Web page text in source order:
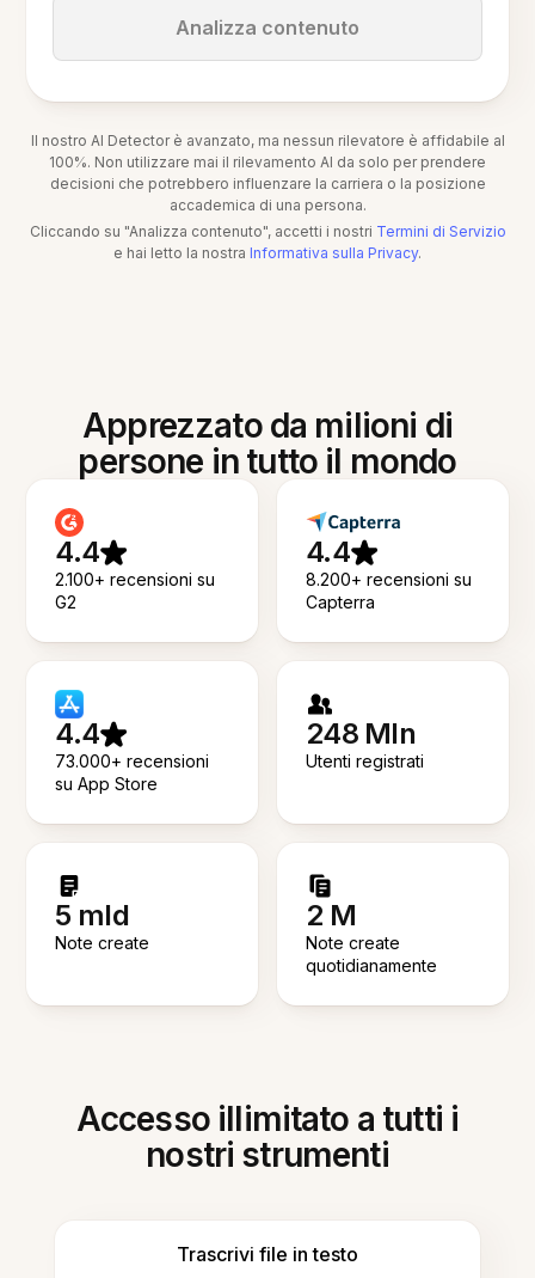
Analizza contenuto
Il nostro AI Detector è avanzato, ma nessun rilevatore è affidabile al
100%. Non utilizzare mai il rilevamento AI da solo per prendere
decisioni che potrebbero influenzare la carriera o la posizione
accademica di una persona.
Cliccando su "Analizza contenuto", accetti i nostri Termini di Servizio
e hai letto la nostra Informativa sulla Privacy.
Apprezzato da milioni di
persone in tutto il mondo
4.4
2.100+ recensioni su
G2
4.4
8.200+ recensioni su
Capterra
4.4
73.000+ recensioni
su App Store
248 Mln
Utenti registrati
5 mld
Note create
2 M
Note create
quotidianamente
Accesso illimitato a tutti i
nostri strumenti
Trascrivi file in testo